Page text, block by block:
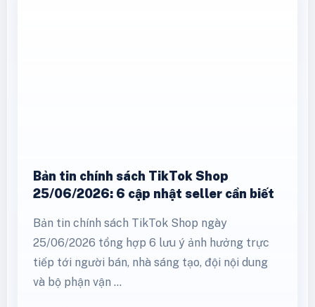
Bản tin chính sách TikTok Shop
25/06/2026: 6 cập nhật seller cần biết
Bản tin chính sách TikTok Shop ngày
25/06/2026 tổng hợp 6 lưu ý ảnh hưởng trực
tiếp tới người bán, nhà sáng tạo, đội nội dung
và bộ phận vận …